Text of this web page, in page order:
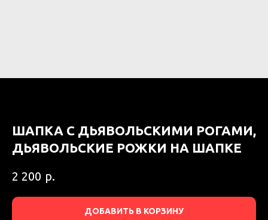
ШАПКА С ДЬЯВОЛЬСКИМИ РОГАМИ,
ДЬЯВОЛЬСКИЕ РОЖКИ НА ШАПКЕ
2 200 р.
ДОБАВИТЬ В КОРЗИНУ